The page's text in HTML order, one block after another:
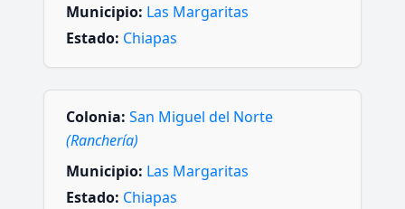
Municipio: Las Margaritas
Estado: Chiapas
Colonia: San Miguel del Norte
(Ranchería)
Municipio: Las Margaritas
Estado: Chiapas